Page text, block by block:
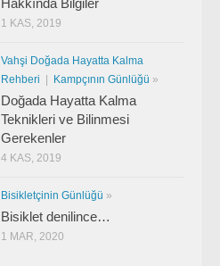
Hakkında Bilgiler
1 KAS, 2019
Vahşi Doğada Hayatta Kalma
Rehberi
Kampçının Günlüğü »
Doğada Hayatta Kalma
Teknikleri ve Bilinmesi
Gerekenler
4 KAS, 2019
Bisikletçinin Günlüğü »
Bisiklet denilince…
1 MAR, 2020